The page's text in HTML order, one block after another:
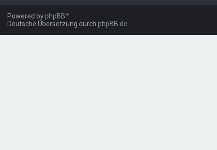
Powered byphpBB™
Deutsche Übersetzung durch phpBB.de